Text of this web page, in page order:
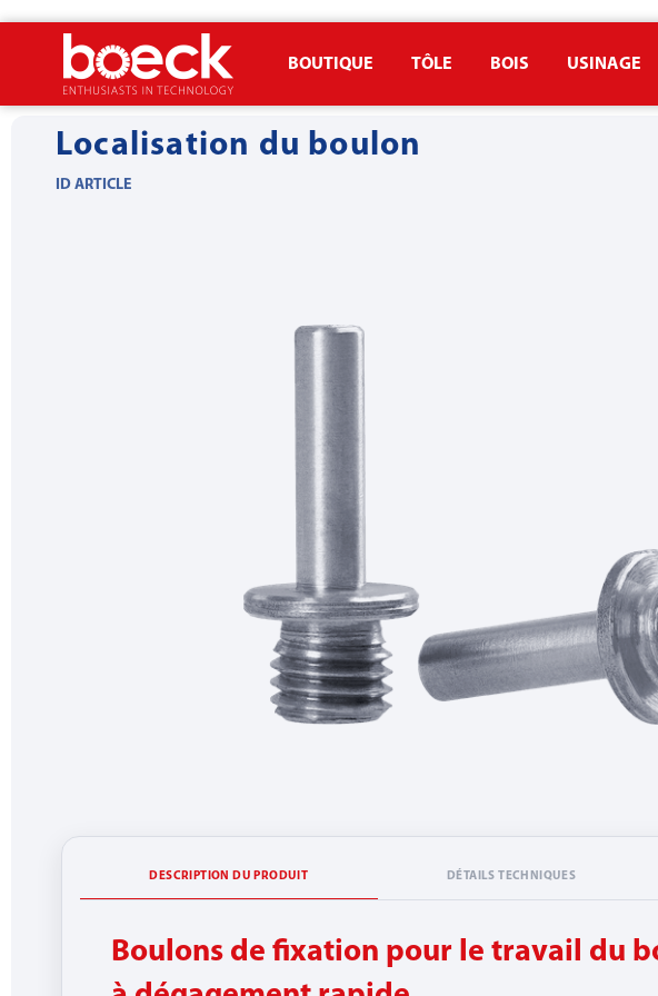
BOUTIQUE TÔLE BOIS USINAGE
Produits Outils eon bois
Localisation du boulon
ID ARTICLE
DESCRIPTION DU PRODUIT DÉTAILS TECHNIQUES
Boulons de fixation pour le travail du